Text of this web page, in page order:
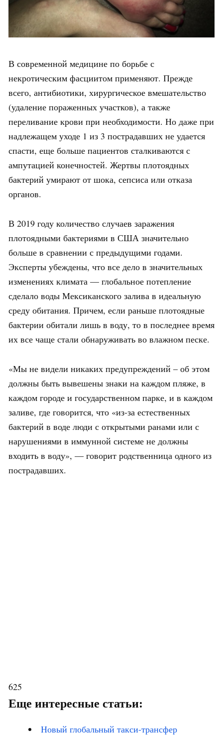
В современной медицине по борьбе с
некротическим фасциитом применяют. Прежде
всего, антибиотики, хирургическое вмешательство
(удаление пораженных участков), а также
переливание крови при необходимости. Но даже при
надлежащем уходе 1 из 3 пострадавших не удается
спасти, еще больше пациентов сталкиваются с
ампутацией конечностей. Жертвы плотоядных
бактерий умирают от шока, сепсиса или отказа
органов.
В 2019 году количество случаев заражения
плотоядными бактериями в США значительно
больше в сравнении с предыдущими годами.
Эксперты убеждены, что все дело в значительных
изменениях климата — глобальное потепление
сделало воды Мексиканского залива в идеальную
среду обитания. Причем, если раньше плотоядные
бактерии обитали лишь в воду, то в последнее время
их все чаще стали обнаруживать во влажном песке.
«Мы не видели никаких предупреждений – об этом
должны быть вывешены знаки на каждом пляже, в
каждом городе и государственном парке, и в каждом
заливе, где говорится, что «из-за естественных
бактерий в воде люди с открытыми ранами или с
нарушениями в иммунной системе не должны
входить в воду», — говорит родственница одного из
пострадавших.
625
Еще интересные статьи:
Новый глобальный такси-трансфер